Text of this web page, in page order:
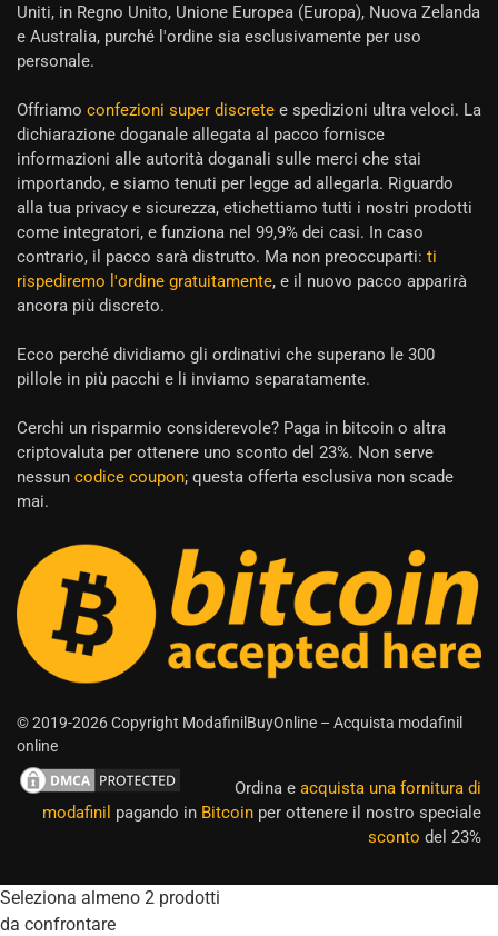
Uniti, in Regno Unito, Unione Europea (Europa), Nuova Zelanda
e Australia, purché l'ordine sia esclusivamente per uso
personale.
Offriamo confezioni super discrete e spedizioni ultra veloci. La
dichiarazione doganale allegata al pacco fornisce
informazioni alle autorità doganali sulle merci che stai
importando, e siamo tenuti per legge ad allegarla. Riguardo
alla tua privacy e sicurezza, etichettiamo tutti i nostri prodotti
come integratori, e funziona nel 99,9% dei casi. In caso
contrario, il pacco sarà distrutto. Ma non preoccuparti: ti
rispediremo l'ordine gratuitamente, e il nuovo pacco apparirà
ancora più discreto.
Ecco perché dividiamo gli ordinativi che superano le 300
pillole in più pacchi e li inviamo separatamente.
Cerchi un risparmio considerevole? Paga in bitcoin o altra
criptovaluta per ottenere uno sconto del 23%. Non serve
nessun codice coupon; questa offerta esclusiva non scade
mai.
© 2019-2026 Copyright ModafinilBuyOnline – Acquista modafinil
online
Ordina e acquista una fornitura di
modafinil pagando in Bitcoin per ottenere il nostro speciale
sconto del 23%
Seleziona almeno 2 prodotti
da confrontare